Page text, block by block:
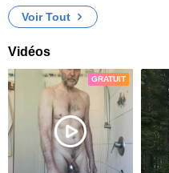
Voir Tout
Vidéos
GRATUIT